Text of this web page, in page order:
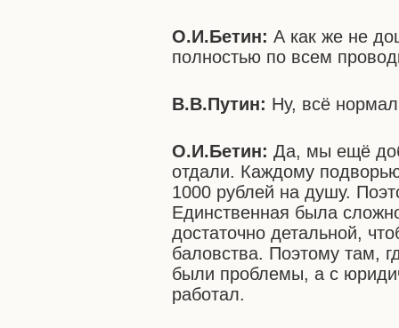
О.И.Бетин:А как же не
полностью по всем
В.В.Путин: Ну, всё
О.И.Бетин:Да, мы ещё
отдали. Каждому
1000 рублей на душу.
Единственная была
достаточно детальной,
баловства. Поэтому там,
были проблемы, а с
работал.